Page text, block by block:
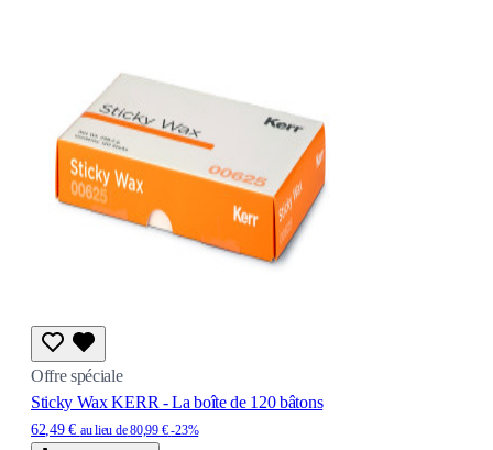
Offre spéciale
Sticky Wax KERR - La boîte de 120 bâtons
62,49 € au lieu de80,99 €-23%